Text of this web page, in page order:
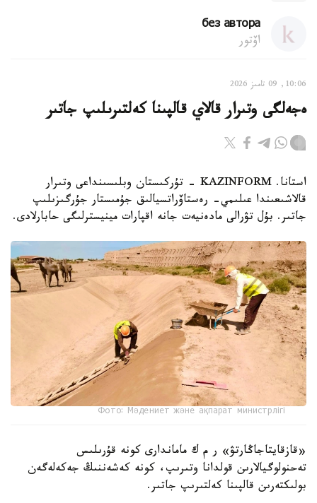
без автора
اۆتور
10:06, 09 تامىز 2026
ەجەلگى وتىرار قالاي قالپىنا كەلتىرىلىپ جاتىر
استانا. KAZINFORM - تۇركىستان وبلىسىنداعى وتىرار
قالاشىعىندا عىلىمي- رەستاۆراتسيالىق جۇمىستار جۇرگىزىلىپ
جاتىر. بۇل تۋرالى مادەنيەت جانە اقپارات مينيسترلىگى حابارلادى.
Фото: Мәдениет және ақпарат министрлігі
«قازقايتاجاڭارتۋ» ر م ك ماماندارى كونە قۇرىلىس
تەحنولوگيالارىن قولدانا وتىرىپ، كونە كەشەننىڭ جەكەلەگەن
بولىكتەرىن قالپىنا كەلتىرىپ جاتىر.